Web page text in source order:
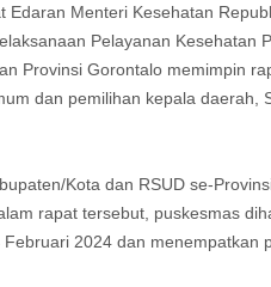
Menteri Kesehatan
Pelayanan Kesehatan
Provinsi Gorontalo memimpin
dan pemilihan kepala daerah,
Kota dan RSUD se-
rapat tersebut, puskesmas
2024 dan menempatkan